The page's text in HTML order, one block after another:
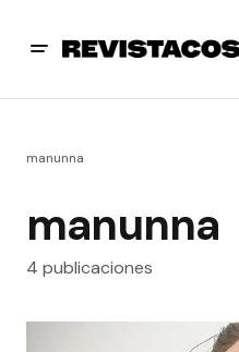
manunna
manunna
4 publicaciones